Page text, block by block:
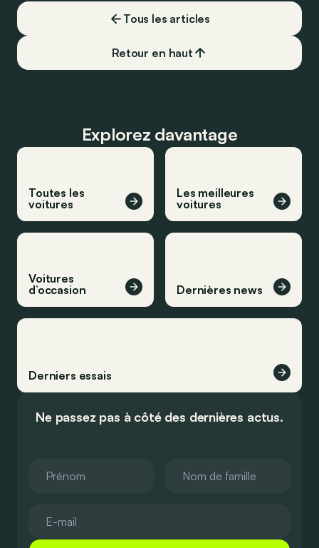
Tous les articles
Retour en haut
Explorez davantage
Toutes les
voitures
Les meilleures
voitures
Voitures
d’occasion
Dernières news
Derniers essais
Ne passez pas à côté des dernières actus.